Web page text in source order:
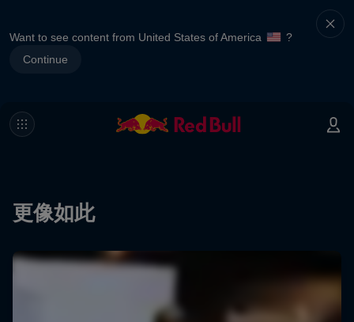
Want to see content from United States of America
?
Continue
更像如此